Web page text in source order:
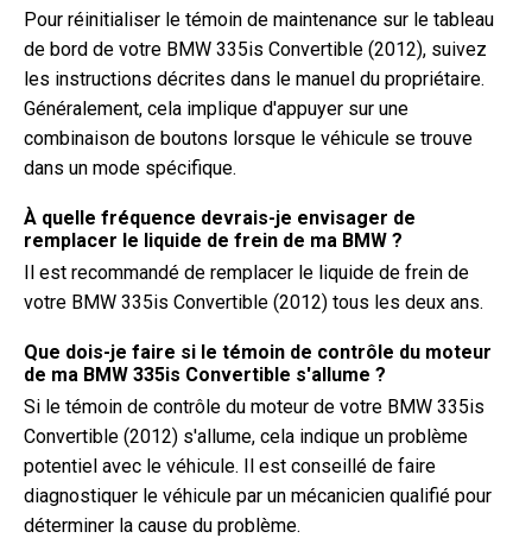
Pour réinitialiser le témoin de maintenance sur le tableau
de bord de votre BMW 335is Convertible (2012), suivez
les instructions décrites dans le manuel du propriétaire.
Généralement, cela implique d'appuyer sur une
combinaison de boutons lorsque le véhicule se trouve
dans un mode spécifique.
À quelle fréquence devrais-je envisager de
remplacer le liquide de frein de ma BMW ?
Il est recommandé de remplacer le liquide de frein de
votre BMW 335is Convertible (2012) tous les deux ans.
Que dois-je faire si le témoin de contrôle du moteur
de ma BMW 335is Convertible s'allume ?
Si le témoin de contrôle du moteur de votre BMW 335is
Convertible (2012) s'allume, cela indique un problème
potentiel avec le véhicule. Il est conseillé de faire
diagnostiquer le véhicule par un mécanicien qualifié pour
déterminer la cause du problème.